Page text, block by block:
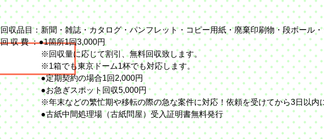
回収品目：新聞・雑誌・カタログ・パンフレット・コピー用紙・廃棄印刷物・段ボール
回 収 費 ：●1箇所1回3,000円
​ ※回収量に応じて割引、無料回収致します。
※1箱でも東京ドーム1杯でも対応します。
●定期契約の場合1回2,000円
●お急ぎスポット回収5,000円
※年末などの繁忙期や移転の際の急な案件に対応！依頼を受けてから3日以内に
●古紙中間処理場（古紙問屋）受入証明書無料発行